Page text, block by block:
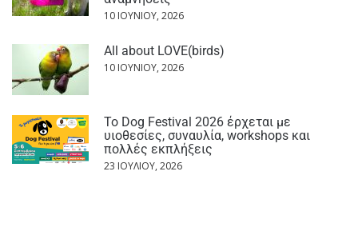
10 ΙΟΥΝΊΟΥ, 2026
All about LOVE(birds)
10 ΙΟΥΝΊΟΥ, 2026
Το Dog Festival 2026 έρχεται με
υιοθεσίες, συναυλία, workshops και
πολλές εκπλήξεις
23 ΙΟΥΛΊΟΥ, 2026